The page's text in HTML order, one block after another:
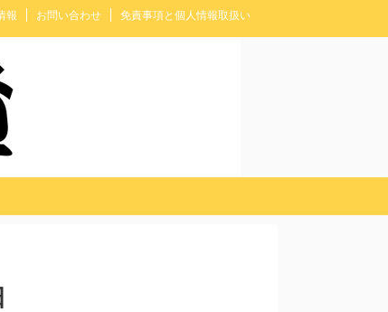
報 お問い合わせ 免責事項と個人情報取扱い